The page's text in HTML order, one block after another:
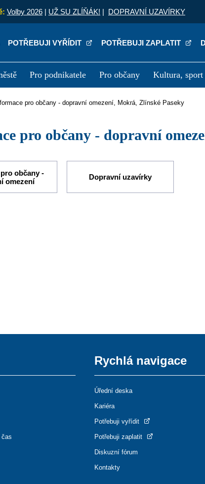
Volby 2026 | UŽ SU ZLÍŇÁK! | DOPRAVNÍ UZAVÍRKY
POTŘEBUJI VYŘÍDIT POTŘEBUJI ZAPLATIT
Pro podnikatele Pro občany Kultura, sport
Kariéra
pro občany - dopravní omezení, Mokrá, Zlínské Paseky
pro občany - dopravní
občany -
omezení
Dopravní uzavírky
čas
Rychlá navigace
Úřední deska
Kariéra
Potřebuji vyřídit
Potřebuji zaplatit
Diskuzní fórum
Kontakty